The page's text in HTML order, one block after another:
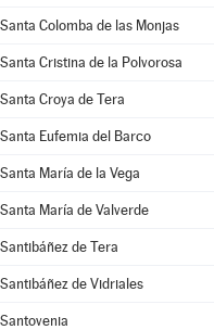
Santa Colomba de las Monjas
Santa Cristina de la Polvorosa
Santa Croya de Tera
Santa Eufemia del Barco
Santa María de la Vega
Santa María de Valverde
Santibáñez de Tera
Santibáñez de Vidriales
Santovenia